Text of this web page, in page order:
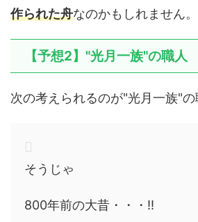
作られた舟なのかもしれません。
【予想2】"光月一族"の職人
次の考えられるのが"光月一族"の
そうじゃ
800年前の大昔・・・!!